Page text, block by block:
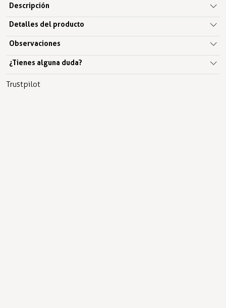
Descripción
Detalles del producto
Observaciones
¿Tienes alguna duda?
Trustpilot